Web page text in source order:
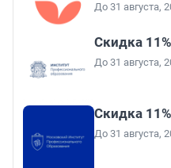
До 31 августа,
Скидка
До 31 августа,
Скидка
До 31 августа,